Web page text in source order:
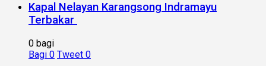
Kapal Nelayan Karangsong Indramayu
Terbakar
0 bagi
Bagi 0 Tweet 0